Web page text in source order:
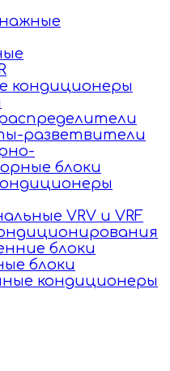
кондиционеры
разветвители
блоки
VRV и VRF
блоки
блоки
кондиционеры